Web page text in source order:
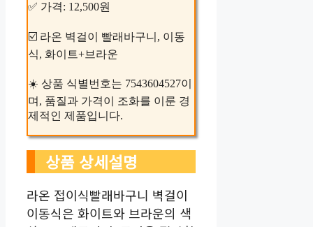
✅ 가격: 12,500원
☑️ 라온 벽걸이 빨래바구니, 이동
식, 화이트+브라운
☀️ 상품 식별번호는 7543604527이
며, 품질과 가격이 조화를 이룬 경
제적인 제품입니다.
상품 상세설명
라온 접이식빨래바구니 벽걸이
이동식은 화이트와 브라운의 색